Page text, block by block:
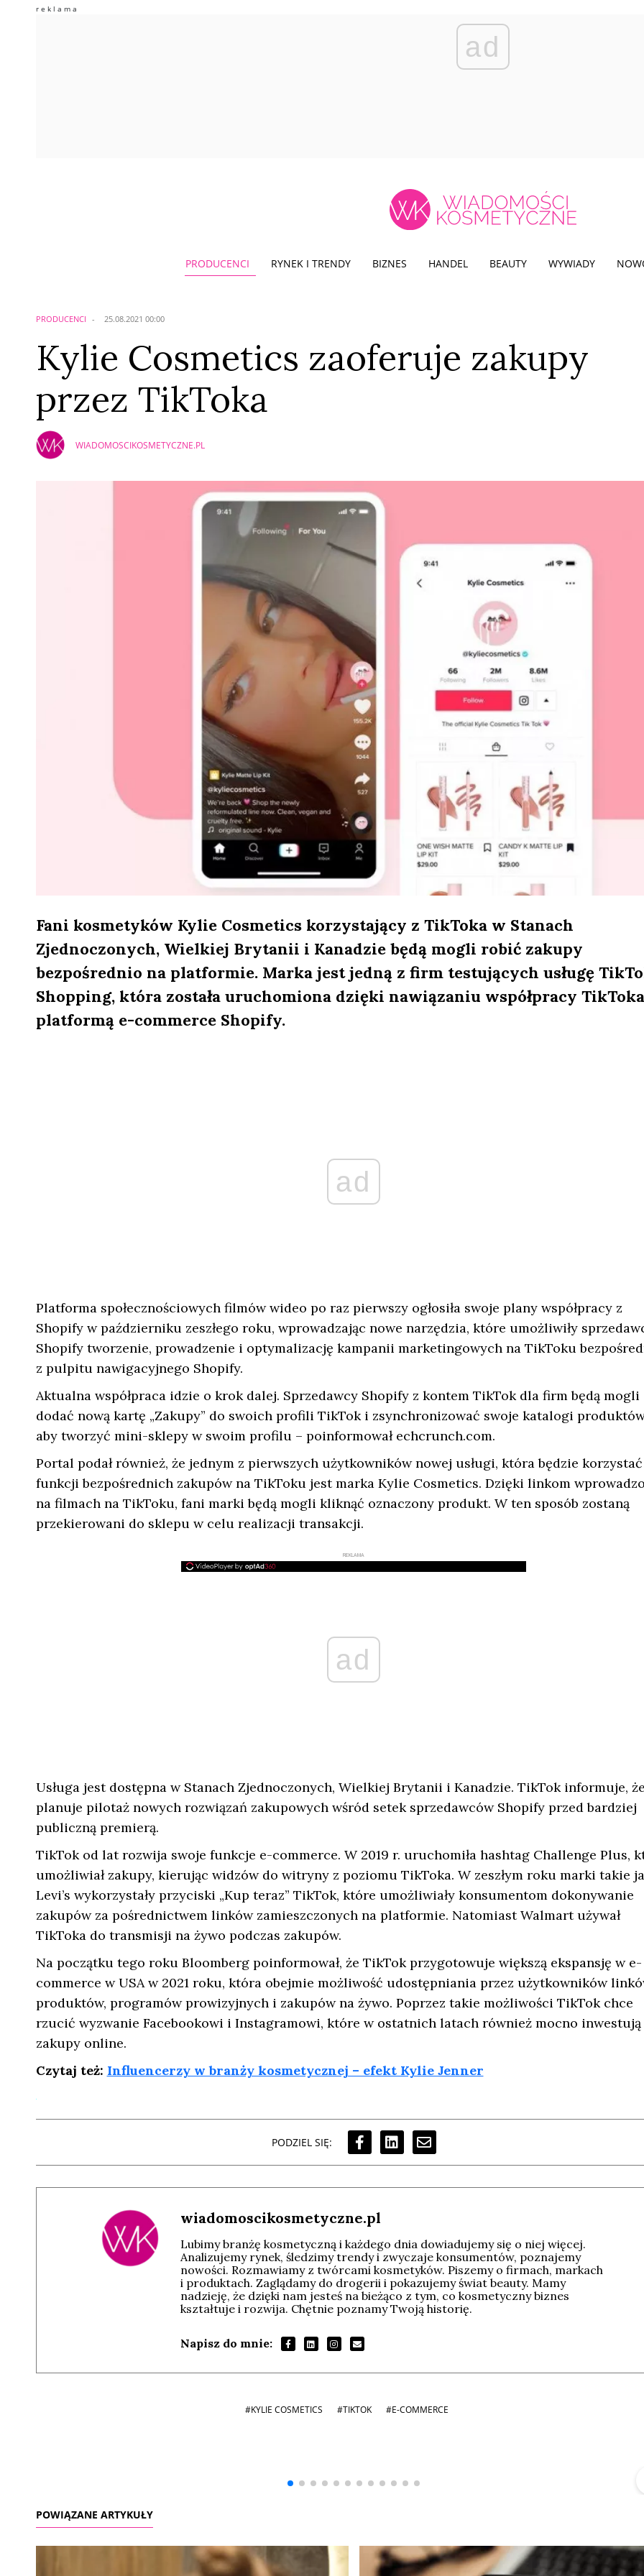
ad
PRODUCENCI RYNEK I TRENDY BIZNES HANDEL BEAUTY WYWIADY
PRODUCENCI 25.08.2021 00:00
Kylie Cosmetics zaoferuje zakupy
przez TikToka
WIADOMOSCIKOSMETYCZNE.PL
Fani kosmetyków Kylie Cosmetics korzystający z TikToka w Stanach
Zjednoczonych, Wielkiej Brytanii i Kanadzie będą mogli robić zakupy
bezpośrednio na platformie. Marka jest jedną z firm testujących usługę
Shopping, która została uruchomiona dzięki nawiązaniu współpracy
platformą e-commerce Shopify.
ad
Platforma społecznościowych filmów wideo po raz pierwszy ogłosiła swoje plany współpracy z
Shopify w październiku zeszłego roku, wprowadzając nowe narzędzia, które umożliwiły
Shopify tworzenie, prowadzenie i optymalizację kampanii marketingowych na TikToku
z pulpitu nawigacyjnego Shopify.
Aktualna współpraca idzie o krok dalej. Sprzedawcy Shopify z kontem TikTok dla firm będą mogli
dodać nową kartę „Zakupy” do swoich profili TikTok i zsynchronizować swoje katalogi
aby tworzyć mini-sklepy w swoim profilu – poinformował echcrunch.com.
Portal podał również, że jednym z pierwszych użytkowników nowej usługi, która będzie korzystać
funkcji bezpośrednich zakupów na TikToku jest marka Kylie Cosmetics. Dzięki linkom
na filmach na TikToku, fani marki będą mogli kliknąć oznaczony produkt. W ten sposób zostaną
przekierowani do sklepu w celu realizacji transakcji.
REKLAMA
ad
Usługa jest dostępna w Stanach Zjednoczonych, Wielkiej Brytanii i Kanadzie. TikTok informuje, że
planuje pilotaż nowych rozwiązań zakupowych wśród setek sprzedawców Shopify przed bardziej
publiczną premierą.
TikTok od lat rozwija swoje funkcje e-commerce. W 2019 r. uruchomiła hashtag Challenge Plus,
umożliwiał zakupy, kierując widzów do witryny z poziomu TikToka. W zeszłym roku marki takie
Levi’s wykorzystały przyciski „Kup teraz” TikTok, które umożliwiały konsumentom dokonywanie
zakupów za pośrednictwem linków zamieszczonych na platformie. Natomiast Walmart używał
TikToka do transmisji na żywo podczas zakupów.
Na początku tego roku Bloomberg poinformował, że TikTok przygotowuje większą ekspansję w e-
commerce w USA w 2021 roku, która obejmie możliwość udostępniania przez użytkowników
produktów, programów prowizyjnych i zakupów na żywo. Poprzez takie możliwości TikTok chce
rzucić wyzwanie Facebookowi i Instagramowi, które w ostatnich latach również mocno inwestują
zakupy online.
Czytaj też: Influencerzy w branży kosmetycznej – efekt Kylie Jenner
PODZIEL SIĘ:
wiadomoscikosmetyczne.pl
Lubimy branżę kosmetyczną i każdego dnia dowiadujemy się o niej więcej.
Analizujemy rynek, śledzimy trendy i zwyczaje konsumentów, poznajemy
nowości. Rozmawiamy z twórcami kosmetyków. Piszemy o firmach, markach
i produktach. Zaglądamy do drogerii i pokazujemy świat beauty. Mamy
nadzieję, że dzięki nam jesteś na bieżąco z tym, co kosmetyczny biznes
kształtuje i rozwija. Chętnie poznamy Twoją historię.
Napisz do mnie:
#KYLIE COSMETICS #TIKTOK #E-COMMERCE
POWIĄZANE ARTYKUŁY